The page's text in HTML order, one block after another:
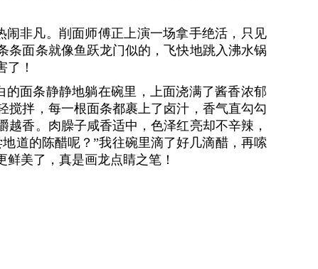
非凡。削面师傅正上演一场拿手绝活，只见
条面条就像鱼跃龙门似的，飞快地跳入沸水锅
！
面条静静地躺在碗里，上面浇满了酱香浓郁
搅拌，每一根面条都裹上了卤汁，香气直勾勾
香。肉臊子咸香适中，色泽红亮却不辛辣，
道的陈醋呢？”我往碗里滴了好几滴醋，再嗦
美了，真是画龙点睛之笔！